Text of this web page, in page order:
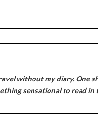
without my diary. One
sensational to read in